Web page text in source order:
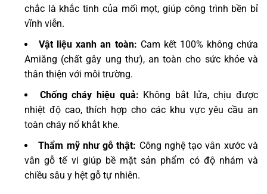
chắc là khắc tinh của mối mọt, giúp công trình bền bỉ
vĩnh viễn.
Vật liệu xanh an toàn: Cam kết 100% không chứa
Amiăng (chất gây ung thư), an toàn cho sức khỏe và
thân thiện với môi trường.
Chống cháy hiệu quả: Không bắt lửa, chịu được
nhiệt độ cao, thích hợp cho các khu vực yêu cầu an
toàn cháy nổ khắt khe.
Thẩm mỹ như gỗ thật: Công nghệ tạo vân xước và
vân gỗ tế vi giúp bề mặt sản phẩm có độ nhám và
chiều sâu y hệt gỗ tự nhiên.